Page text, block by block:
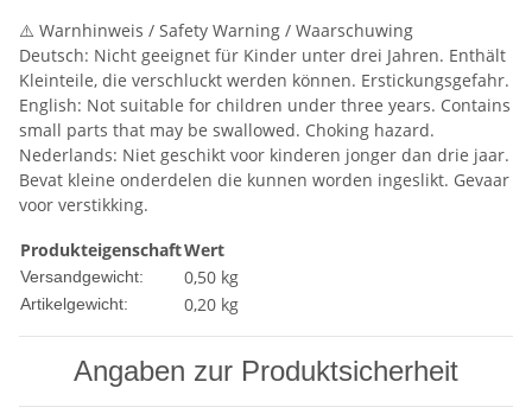
⚠️ Warnhinweis / Safety Warning / Waarschuwing
Deutsch: Nicht geeignet für Kinder unter drei Jahren. Enthält
Kleinteile, die verschluckt werden können. Erstickungsgefahr.
English: Not suitable for children under three years. Contains
small parts that may be swallowed. Choking hazard.
Nederlands: Niet geschikt voor kinderen jonger dan drie jaar.
Bevat kleine onderdelen die kunnen worden ingeslikt. Gevaar
voor verstikking.
ProdukteigenschaftWert
Versandgewicht: 0,50 kg
Artikelgewicht: 0,20 kg
Angaben zur Produktsicherheit